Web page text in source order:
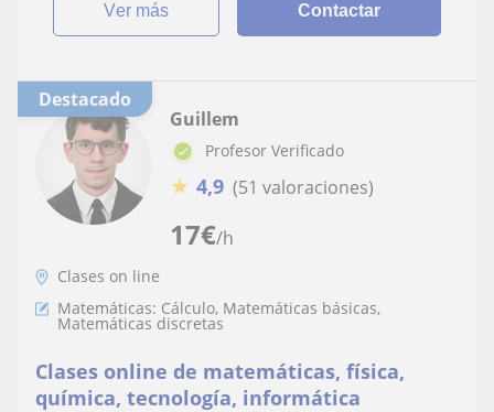
ver más Contactar
Destacado
17€/h
Guillem
Profesor Verificado
★ 4,9 (51 valoraciones)
Clases on line
Matemáticas: Cálculo, Matemáticas básicas,
Matemáticas discretas
Clases online de matemáticas, física,
química, tecnología, informática